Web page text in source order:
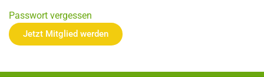
Passwort vergessen
Jetzt Mitglied werden